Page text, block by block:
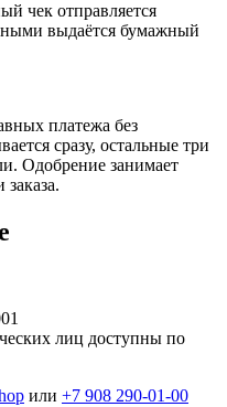
чек отправляется
выдаётся бумажный
платежа без
сразу, остальные три
Одобрение занимает
лиц доступны по
или +7 908 290-01-00